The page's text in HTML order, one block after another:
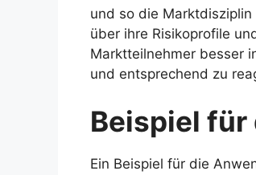
und so die
über ihre Risikoprofile
Marktteilnehmer besser
und entsprechend zu
Beispiel für
Ein Beispiel für die